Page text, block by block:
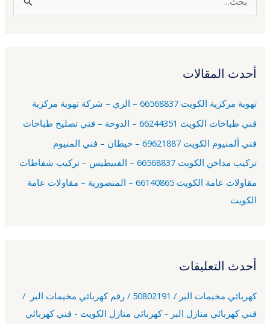
ث
ن
:
أحدث المقالات
تهوية مركزية الكويت 66568837 – الري – شركة تهوية مركزية
فني طباخات الكويت 66244351 – الدوحة – فني تصليح طباخات
فني ألمنيوم الكويت 69621887 – خيطان – فني المنيوم
تركيب مداخن الكويت 66568837 – الفنيطيس – تركيب شفاطات
مقاولات عامة الكويت 66140865 – المنصورية – مقاولات عامة
الكويت
أحدث التعليقات
كهربائي مخيمات البر / 50802191 / رقم كهربائي مخيمات البر /
فني كهربائي منازل البر - كهربائي منازل الكويت - فني كهربائي